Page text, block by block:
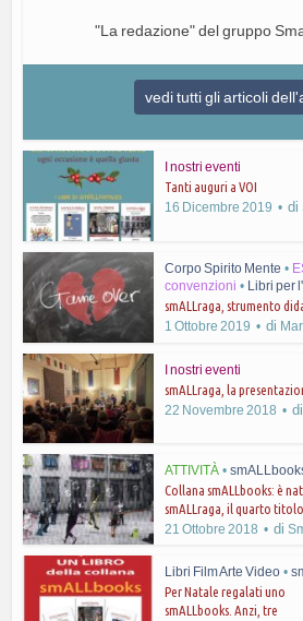
"La redazione" del gruppo
vedi tutti gli articoli
I nostri eventi
Tanti auguri a VOI
16 Dicembre 2019
di
Corpo Spirito Mente •
convenzioni • Libri per
smALLraga, strumento
1 Ottobre 2019
di
I nostri eventi
smALLraga, la
22 Novembre 2018
ATTIVITÀ •
Collana smALLbooks: è
smALLraga, il quarto titolo
21 Ottobre 2018
di
Libri Film Arte Video •
Per Natale regalati uno
smALLbooks. Anzi, tre